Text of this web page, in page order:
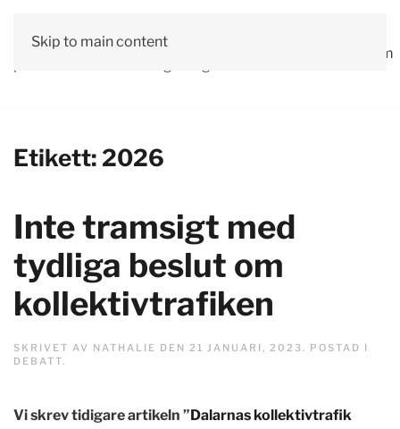
Skip to main content
Vår
Debatt
OmLäs våra
Valprogram
Etikett: 2026
Inte tramsigt med
tydliga beslut om
kollektivtrafiken
SKRIVET AV NATHALIE DEN 21 JANUARI, 2023. POSTAD I
DEBATT.
Vi skrev tidigare artikeln ”Dalarnas kollektivtrafik